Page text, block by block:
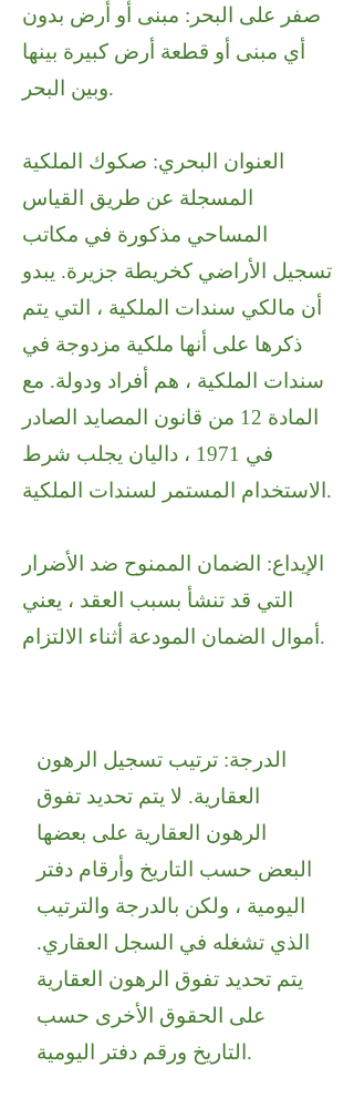
صفر على البحر: مبنى أو أرض بدون
أي مبنى أو قطعة أرض كبيرة بينها
وبين البحر.
العنوان البحري: صكوك الملكية
المسجلة عن طريق القياس
المساحي مذكورة في مكاتب
تسجيل الأراضي كخريطة جزيرة. يبدو
أن مالكي سندات الملكية ، التي يتم
ذكرها على أنها ملكية مزدوجة في
سندات الملكية ، هم أفراد ودولة. مع
المادة 12 من قانون المصايد الصادر
في 1971 ، داليان يجلب شرط
الاستخدام المستمر لسندات الملكية.
الإيداع: الضمان الممنوح ضد الأضرار
التي قد تنشأ بسبب العقد ، يعني
أموال الضمان المودعة أثناء الالتزام.
الدرجة: ترتيب تسجيل الرهون
العقارية. لا يتم تحديد تفوق
الرهون العقارية على بعضها
البعض حسب التاريخ وأرقام دفتر
اليومية ، ولكن بالدرجة والترتيب
الذي تشغله في السجل العقاري.
يتم تحديد تفوق الرهون العقارية
على الحقوق الأخرى حسب
التاريخ ورقم دفتر اليومية.